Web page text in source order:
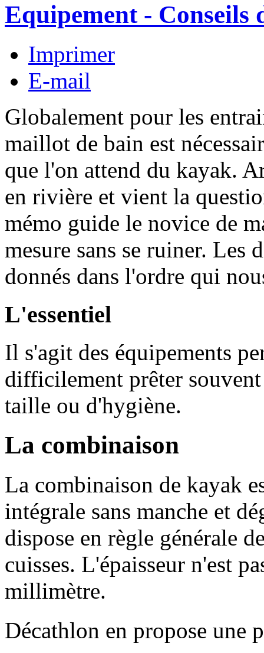
Equipement - Conseils
Imprimer
E-mail
Globalement pour les
maillot de bain est
que l'on attend du kayak.
en rivière et vient la
mémo guide le novice de
mesure sans se ruiner. Les
donnés dans l'ordre qui
L'essentiel
Il s'agit des équipements
difficilement prêter
taille ou d'hygiène.
La combinaison
La combinaison de kayak
intégrale sans manche et
dispose en règle générale
cuisses. L'épaisseur n'est
millimètre.
Décathlon en propose une